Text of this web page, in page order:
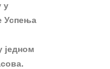
у
Успења
једном